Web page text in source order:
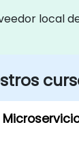
local